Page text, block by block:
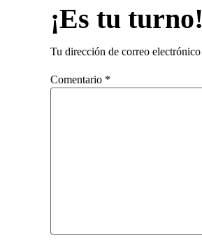
¡Es tu
Tu dirección de correo
Comentario *